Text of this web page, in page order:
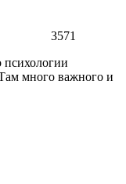
3571
много важного и